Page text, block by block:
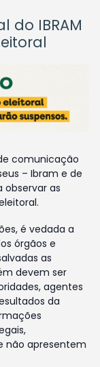
do IBRAM
comunicação
– Ibram e de
observar as
é vedada a
órgãos e
as
devem ser
agentes
da
não apresentem